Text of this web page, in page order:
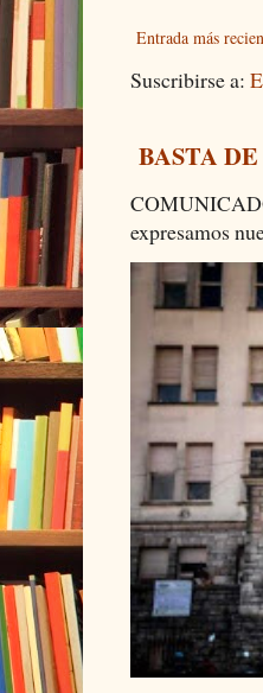
Entrada más
Suscribirse a:
BASTA
expresamos